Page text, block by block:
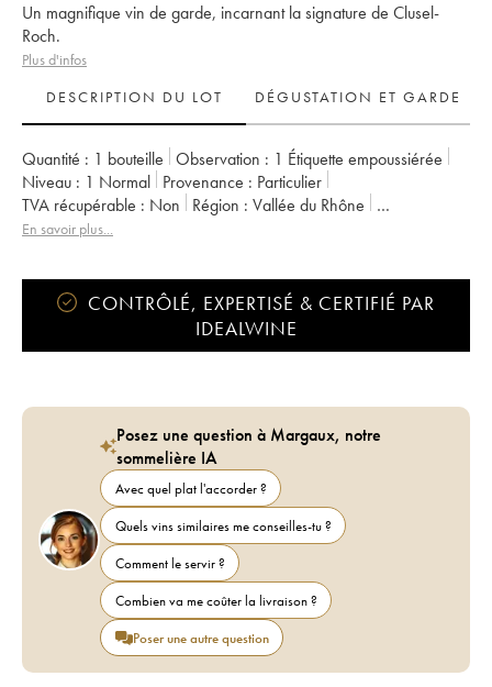
Un magnifique vin de garde, incarnant la signature de Clusel-
Roch.
Plus d'infos
DESCRIPTION DU LOT
DÉGUSTATION ET GARDE
Quantité : 1 bouteille Observation : 1 Étiquette empoussiérée
Niveau : 1 Normal Provenance : particulier
TVA récupérable :
non Région :
Vallée du Rhône
Appellation :
En savoir plus...
CONTRÔLÉ, EXPERTISÉ & CERTIFIÉ PAR
IDEALWINE
Posez une question à Margaux, notre
sommelière IA
Avec quel plat l'accorder ?
Quels vins similaires me conseilles-tu ?
Comment le servir ?
Combien va me coûter la livraison ?
Poser une autre question